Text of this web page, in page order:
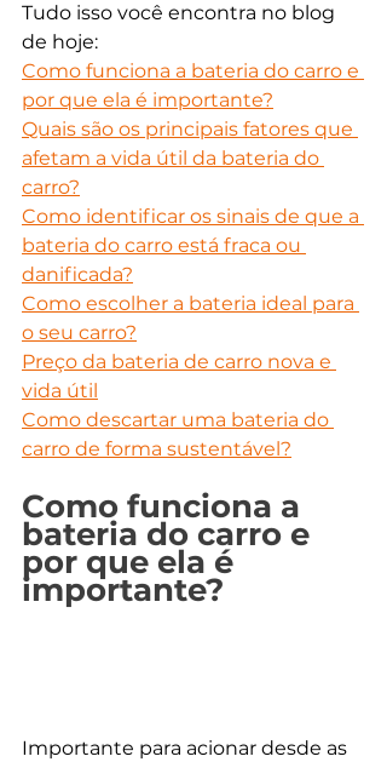
Tudo isso você encontra no blog
de hoje:
Como funciona a bateria do carro e
por que ela é importante?
Quais são os principais fatores que
afetam a vida útil da bateria do
carro?
Como identificar os sinais de que a
bateria do carro está fraca ou
danificada?
Como escolher a bateria ideal para
o seu carro?
Preço da bateria de carro nova e
vida útil
Como descartar uma bateria do
carro de forma sustentável?
Como funciona a
bateria do carro e
por que ela é
importante?
Importante para acionar desde as